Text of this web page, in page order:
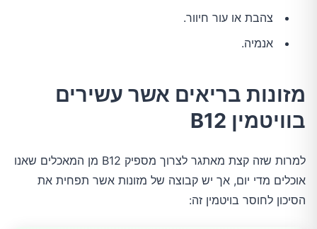
צהבת או עור חיוור.
אנמיה.
מזונות בריאים אשר עשירים
בוויטמין B12
למרות שזה קצת מאתגר לצרוך מספיק B12 מן המאכלים שאנו
אוכלים מדי יום, אך יש קבוצה של מזונות אשר תפחית את
הסיכון לחוסר בויטמין זה: